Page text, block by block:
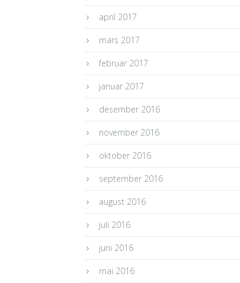
april 2017
mars 2017
februar 2017
januar 2017
desember 2016
november 2016
oktober 2016
september 2016
august 2016
juli 2016
juni 2016
mai 2016